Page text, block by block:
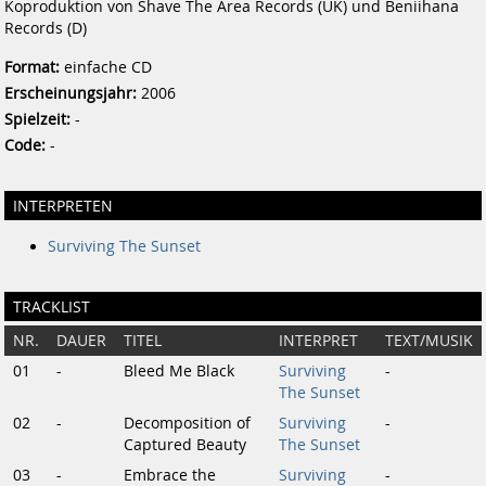
Koproduktion von Shave The Area Records (UK) und Beniihana
Records (D)
Format: einfache CD
Erscheinungsjahr: 2006
Spielzeit: -
Code: -
INTERPRETEN
Surviving The Sunset
TRACKLIST
NR. DAUER TITEL INTERPRET
TEXT/MUSIK
01
- Bleed Me Black
Surviving
The Sunset
-
02 -
Decomposition of
Captured Beauty
Surviving
The Sunset
-
03 - Embrace the Surviving -